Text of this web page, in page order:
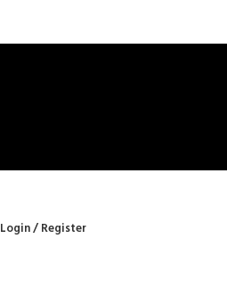
Login / Register